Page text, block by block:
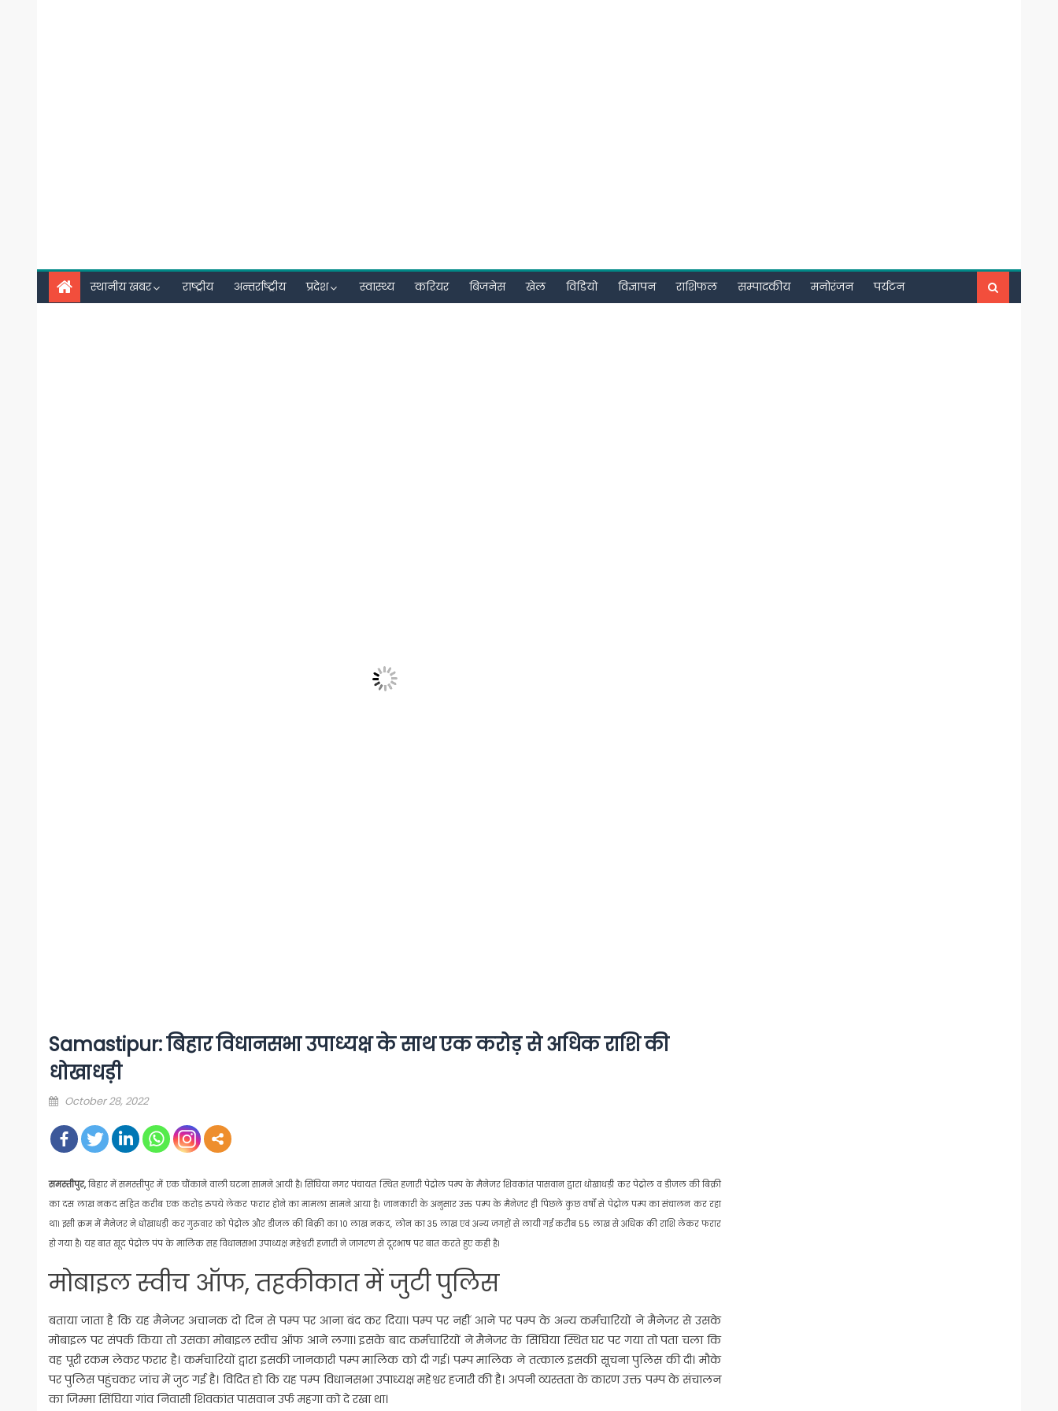
स्थानीय खबर राष्ट्रीय अन्तर्राष्ट्रीय प्रदेश स्वास्थ्य करियर बिजनेस खेल विडियो विज्ञापन राशिफल सम्पादकीय मनोरंजन पर्यटन
Samastipur: बिहार विधानसभा उपाध्यक्ष के साथ एक करोड़ से अधिक राशि की
धोखाधड़ी
Posted
October 28, 2022
समस्तीपुर,बिहार में समस्तीपुर में एक चौंकाने वाली घटना सामने आयी है। सिंघिया नगर पंचायत स्थित हजारी पेट्रोल पम्प के मैनेजर शिवकांत पासवान द्वारा धोखाधड़ी कर पेट्रोल व डीजल की बिक्री
का दस लाख नकद सहित करीब एक करोड़ रुपये लेकर फरार होने का मामला सामने आया है। जानकारी के अनुसार उक्त पम्प के मैनेजर ही पिछले कुछ वर्षों से पेट्रोल पम्प का संचालन कर रहा
था। इसी क्रम में मैनेजर ने धोखाधड़ी कर गुरुवार को पेट्रोल और डीजल की बिक्री का 10 लाख नकद, लोन का 35 लाख एवं अन्य जगहों से लायी गई करीब 55 लाख से अधिक की राशि लेकर फरार
हो गया है। यह बात खूद पेट्रोल पंप के मालिक सह विधानसभा उपाध्यक्ष महेश्वरी हजारी ने जागरण से दूरभाष पर बात करते हुए कही है।
मोबाइल स्‍वीच ऑफ, तहकीकात में जुटी पुलिस
बताया जाता है कि यह मैनेजर अचानक दो दिन से पम्प पर आना बंद कर दिया। पम्प पर नहीं आने पर पम्प के अन्य कर्मचारियों ने मैनेजर से उसके
मोबाइल पर संपर्क किया तो उसका मोबाइल स्वीच ऑफ आने लगा। इसके बाद कर्मचारियों ने मैनेजर के सिंघिया स्थित घर पर गया तो पता चला कि
वह पूरी रकम लेकर फरार है। कर्मचारियों द्वारा इसकी जानकारी पम्प मालिक को दी गई। पम्प मालिक ने तत्काल इसकी सूचना पुलिस की दी। मौके
पर पुलिस पहुंचकर जांच में जुट गई है। विदित हो कि यह पम्प विधानसभा उपाध्यक्ष महेश्वर हजारी की है। अपनी व्यस्तता के कारण उक्त पम्प के संचालन
का जिम्मा सिंघिया गांव निवासी शिवकांत पासवान उर्फ महगा को दे रखा था।